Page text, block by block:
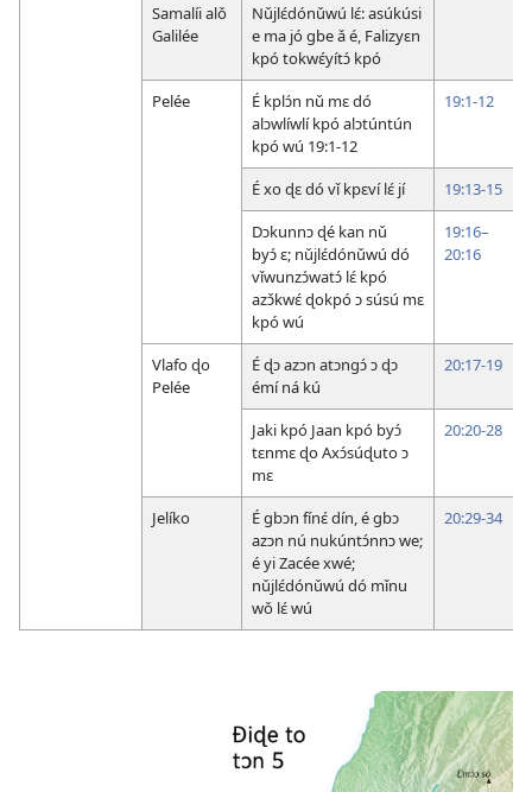
Samalíi alǒ
Galilée
Nǔjlɛ́dónǔwú lɛ́: asúkúsi
e ma jó gbe ǎ é, Falizyɛn
kpó tokwɛ́yítɔ́ kpó
Pelée
É kplɔ́n nǔ mɛ dó
alɔwlíwlí kpó alɔtúntún
kpó wú 19:1-12
19:1-12
É xo ɖɛ dó vǐ kpɛví lɛ́ jí
19:13-15
Dɔkunnɔ ɖé kan nǔ
byɔ́ ɛ; nǔjlɛ́dónǔwú dó
vǐwunzɔ́watɔ́ lɛ́ kpó
azɔ̌kwɛ́ ɖokpó ɔ súsú mɛ
kpó wú
19:16–
20:16
Vlafo ɖo
Pelée
É ɖɔ azɔn atɔngɔ́ ɔ ɖɔ
émí ná kú
20:17-19
Jaki kpó Jaan kpó byɔ́
tɛnmɛ ɖo Axɔ́súɖuto ɔ
mɛ
20:20-28
Jelíko
É gbɔn fínɛ́ dín, é gbɔ
azɔn nú nukúntɔ́nnɔ we;
é yi Zacée xwé;
nǔjlɛ́dónǔwú dó mǐnu
wǒ lɛ́ wú
20:29-34